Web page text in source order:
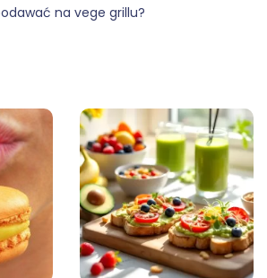
na vege grillu?